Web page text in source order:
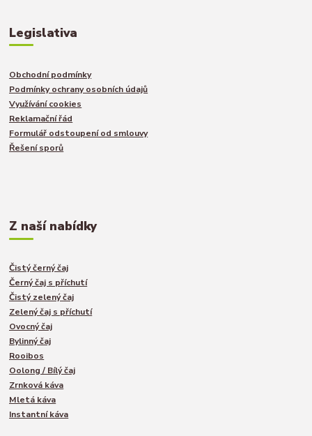
Legislativa
Obchodní podmínky
Podmínky ochrany osobních údajů
Využívání cookies
Reklamační řád
Formulář odstoupení od smlouvy
Řešení sporů
Z naší nabídky
Čistý černý čaj
Černý čaj s příchutí
Čistý zelený čaj
Zelený čaj s příchutí
Ovocný čaj
Bylinný čaj
Rooibos
Oolong / Bílý čaj
Zrnková káva
Mletá káva
Instantní káva